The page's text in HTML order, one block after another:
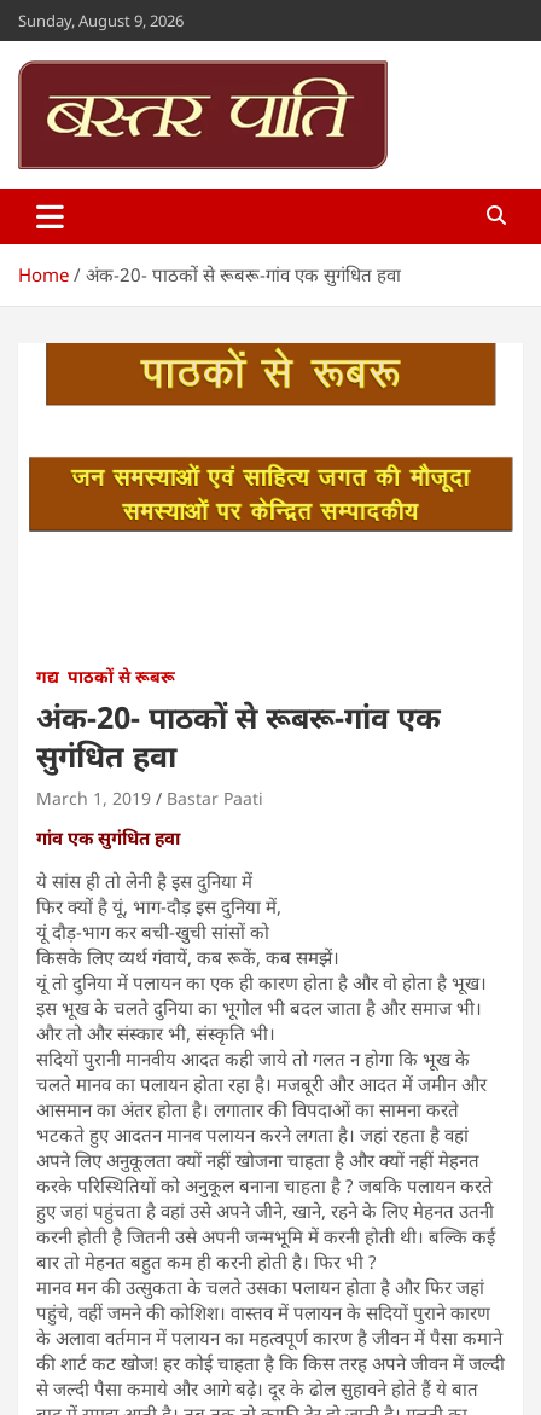
Skip
to
content
Sunday, August 9, 2026
Bastar Paati
Home अंक-20- पाठकों से रूबरू-गांव एक सुगंधित हवा
गद्य पाठकों से रूबरू
अंक-20- पाठकों से रूबरू-गांव एक
सुगंधित हवा
March 1, 2019 Bastar Paati
गांव एक सुगंधित हवा
ये सांस ही तो लेनी है इस दुनिया में
फिर क्यों है यूं, भाग-दौड़ इस दुनिया में,
यूं दौड़-भाग कर बची-खुची सांसों को
किसके लिए व्यर्थ गंवायें, कब रूकें, कब समझें।
यूं तो दुनिया में पलायन का एक ही कारण होता है और वो होता है भूख।
इस भूख के चलते दुनिया का भूगोल भी बदल जाता है और समाज भी।
और तो और संस्कार भी, संस्कृति भी।
सदियों पुरानी मानवीय आदत कही जाये तो गलत न होगा कि भूख के
चलते मानव का पलायन होता रहा है। मजबूरी और आदत में जमीन और
आसमान का अंतर होता है। लगातार की विपदाओं का सामना करते
भटकते हुए आदतन मानव पलायन करने लगता है। जहां रहता है वहां
अपने लिए अनुकूलता क्यों नहीं खोजना चाहता है और क्यों नहीं मेहनत
करके परिस्थितियों को अनुकूल बनाना चाहता है ? जबकि पलायन करते
हुए जहां पहुंचता है वहां उसे अपने जीने, खाने, रहने के लिए मेहनत उतनी
करनी होती है जितनी उसे अपनी जन्मभूमि में करनी होती थी। बल्कि कई
बार तो मेहनत बहुत कम ही करनी होती है। फिर भी ?
मानव मन की उत्सुकता के चलते उसका पलायन होता है और फिर जहां
पहुंचे, वहीं जमने की कोशिश। वास्तव में पलायन के सदियों पुराने कारण
के अलावा वर्तमान में पलायन का महत्वपूर्ण कारण है जीवन में पैसा कमाने
की शार्ट कट खोज! हर कोई चाहता है कि किस तरह अपने जीवन में जल्दी
से जल्दी पैसा कमाये और आगे बढ़े। दूर के ढोल सुहावने होते हैं ये बात